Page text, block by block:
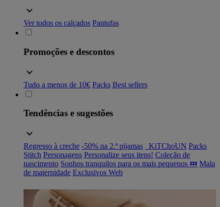
Ver todos os calçados Pantufas
Promoções e descontos
Tudo a menos de 10€ Packs Best sellers
Tendências e sugestões
Regresso à creche -50% na 2.ª pijamas _KiTChoUN Packs
Stitch Personagens Personalize seus itens! Coleção de
nascimento Sonhos tranquilos para os mais pequenos 💤 Mala
de maternidade Exclusivos Web